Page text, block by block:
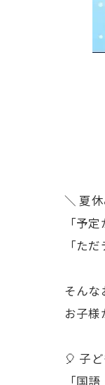
＼ 夏
「予
「た
そんな
お子様
🎈 子
「国